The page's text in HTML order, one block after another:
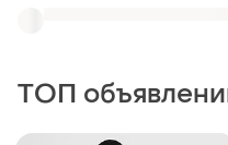
Сумка шопер жіноча